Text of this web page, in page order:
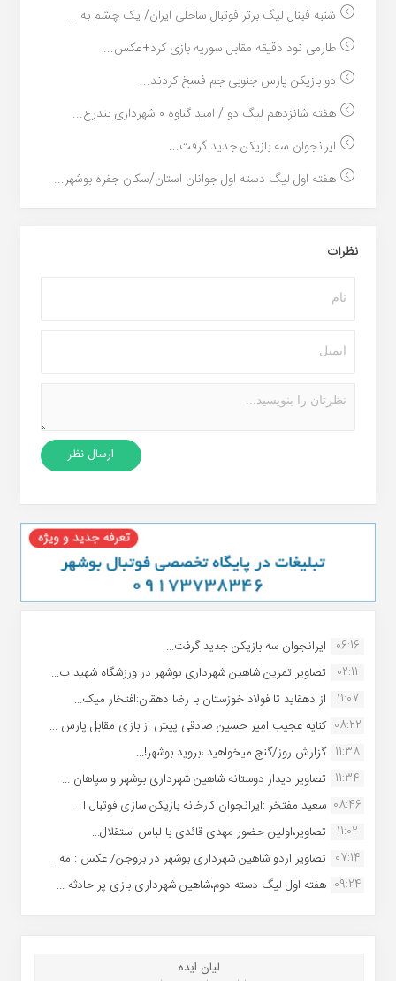
شنبه فینال لیگ برتر فوتبال ساحلی ایران/ یک چشم به ...
طارمی نود دقیقه مقابل سوریه بازی کرد+عکس...
دو بازیکن پارس جنوبی جم فسخ کردند...
هفته شانزدهم لیگ دو / امید گناوه ۰ شهرداری بندرع...
ایرانجوان سه بازیکن جدید گرفت...
هفته اول لیگ دسته اول جوانان استان/سکان جفره بوشهر...
نظرات
06:16 ایرانجوان سه بازیکن جدید گرفت...
02:11
تصاویر تمرین شاهین شهردارى بوشهر در ورزشگاه شهید ب...
11:07
از دهقاید تا فولاد خوزستان با رضا دهقان:افتخار میک...
08:22 کنایه عجیب امیر حسین صادقی پیش از بازی مقابل پارس ...
11:38 گزارش روز/گنج میخواهید ،بروید بوشهر!...
11:34 تصاویر دیدار دوستانه شاهین شهردارى بوشهر و سپاهان ...
08:46 سعید مفتخر :ایرانجوان کارخانه بازیکن سازی فوتبال ا...
11:02
تصاویر،اولین حضور مهدی قائدی با لباس استقلال...
07:14 تصاویر اردو شاهین شهرداری بوشهر در بروجن/ عکس : مه...
09:24 هفته اول لیگ دسته دوم،شاهین شهرداری بازی پر حادثه ...
لیان ایده